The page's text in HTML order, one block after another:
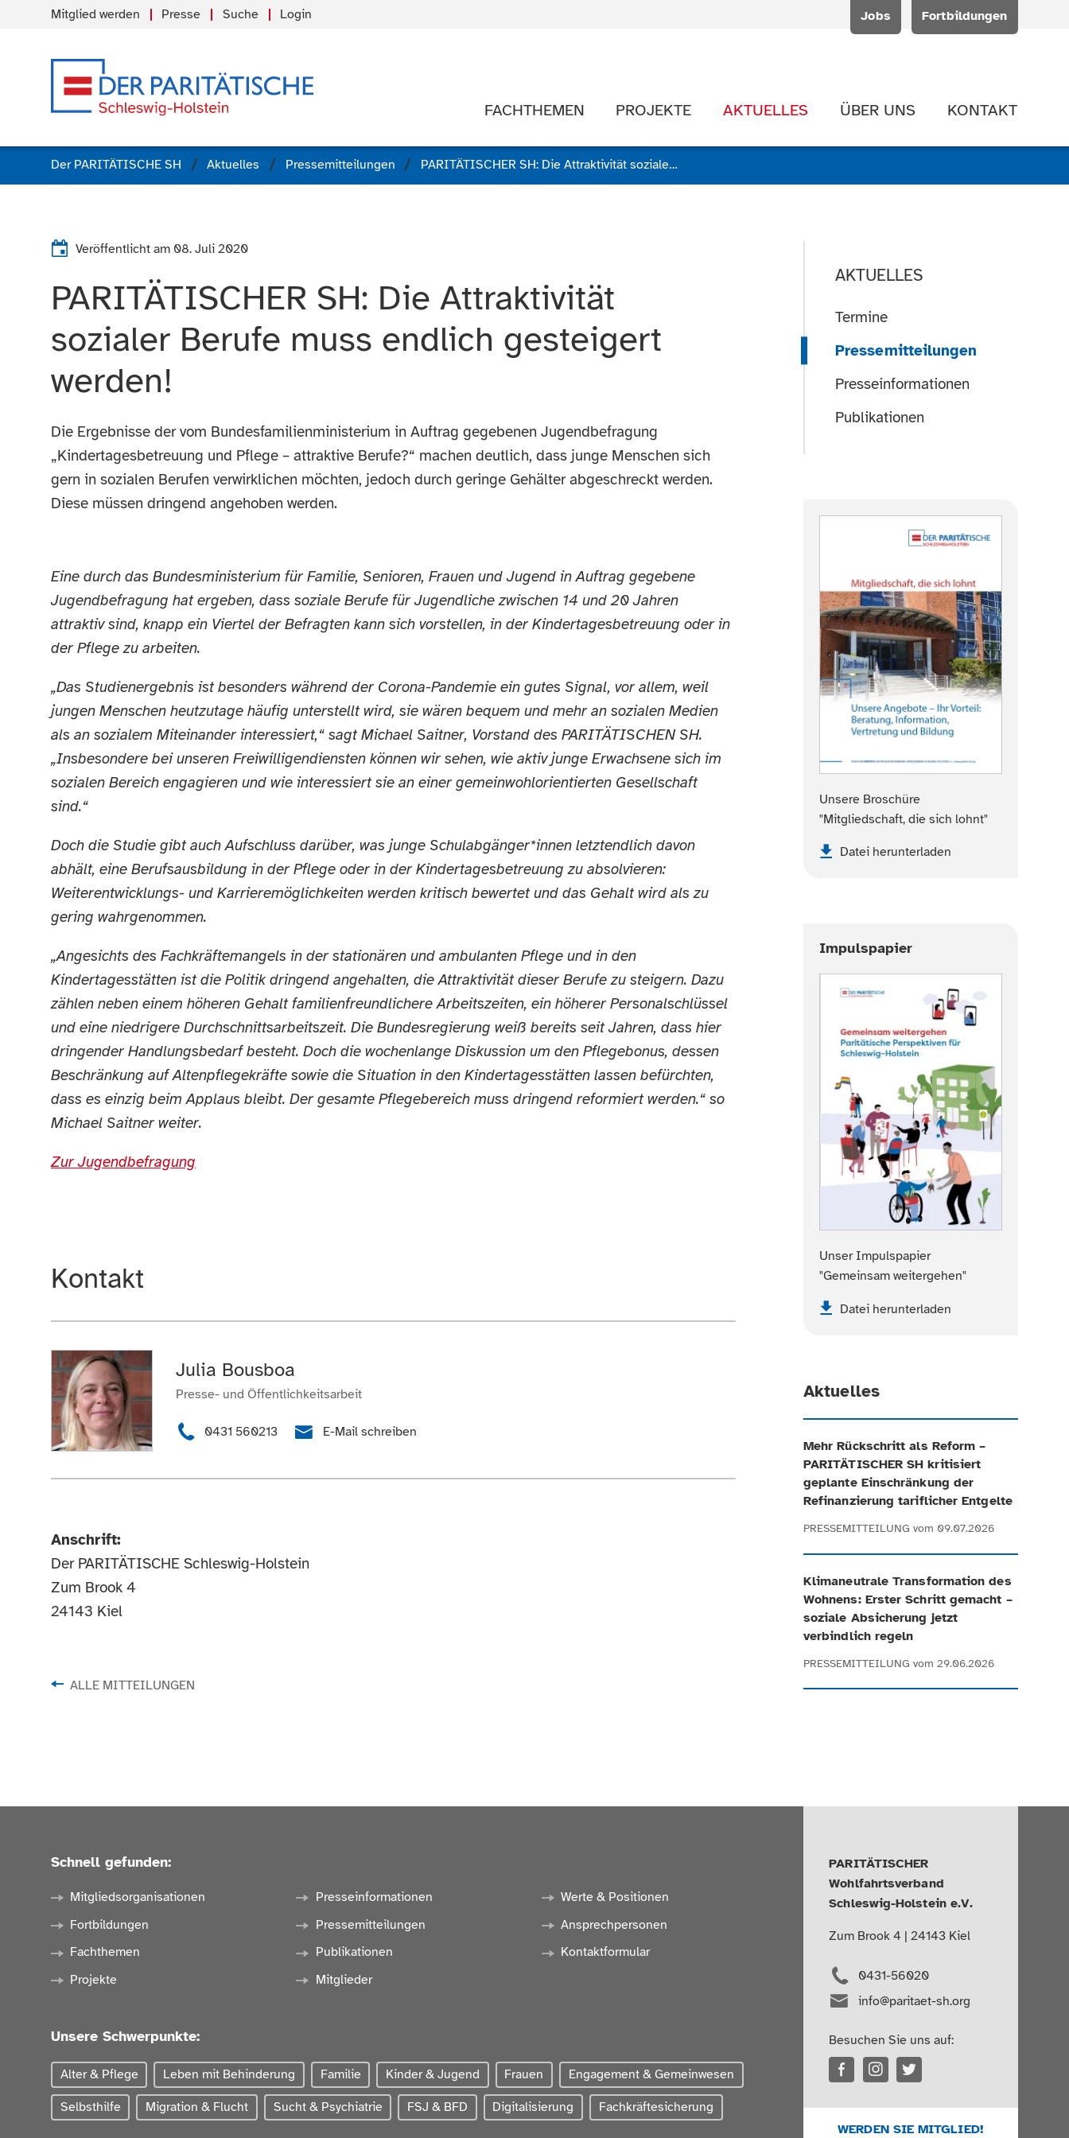
Jobs Fortbildungen
Mitglied werden Presse Suche Login
FACHTHEMEN PROJEKTE AKTUELLES ÜBER UNS KONTAKT
Der PARITÄTISCHE SH Aktuelles Pressemitteilungen PARITÄTISCHER SH: Die Attraktivität sozialer Berufe muss endlich gesteigert werden!
Veröffentlicht am 08. Juli 2020
PARITÄTISCHER SH: Die Attraktivität
sozialer Berufe muss endlich gesteigert
werden!
Die Ergebnisse der vom Bundesfamilienministerium in Auftrag gegebenen Jugendbefragung
„Kindertagesbetreuung und Pflege – attraktive Berufe?“ machen deutlich, dass junge Menschen sich
gern in sozialen Berufen verwirklichen möchten, jedoch durch geringe Gehälter abgeschreckt werden.
Diese müssen dringend angehoben werden.
Eine durch das Bundesministerium für Familie, Senioren, Frauen und Jugend in Auftrag gegebene
Jugendbefragung hat ergeben, dass soziale Berufe für Jugendliche zwischen 14 und 20 Jahren
attraktiv sind, knapp ein Viertel der Befragten kann sich vorstellen, in der Kindertagesbetreuung oder in
der Pflege zu arbeiten.
„Das Studienergebnis ist besonders während der Corona-Pandemie ein gutes Signal, vor allem, weil
jungen Menschen heutzutage häufig unterstellt wird, sie wären bequem und mehr an sozialen Medien
als an sozialem Miteinander interessiert,“ sagt Michael Saitner, Vorstand des PARITÄTISCHEN SH.
„Insbesondere bei unseren Freiwilligendiensten können wir sehen, wie aktiv junge Erwachsene sich im
sozialen Bereich engagieren und wie interessiert sie an einer gemeinwohlorientierten Gesellschaft
sind.“
Doch die Studie gibt auch Aufschluss darüber, was junge Schulabgänger*innen letztendlich davon
abhält, eine Berufsausbildung in der Pflege oder in der Kindertagesbetreuung zu absolvieren:
Weiterentwicklungs- und Karrieremöglichkeiten werden kritisch bewertet und das Gehalt wird als zu
gering wahrgenommen.
„Angesichts des Fachkräftemangels in der stationären und ambulanten Pflege und in den
Kindertagesstätten ist die Politik dringend angehalten, die Attraktivität dieser Berufe zu steigern. Dazu
zählen neben einem höheren Gehalt familienfreundlichere Arbeitszeiten, ein höherer Personalschlüssel
und eine niedrigere Durchschnittsarbeitszeit. Die Bundesregierung weiß bereits seit Jahren, dass hier
dringender Handlungsbedarf besteht. Doch die wochenlange Diskussion um den Pflegebonus, dessen
Beschränkung auf Altenpflegekräfte sowie die Situation in den Kindertagesstätten lassen befürchten,
dass es einzig beim Applaus bleibt. Der gesamte Pflegebereich muss dringend reformiert werden.“ so
Michael Saitner weiter.
Zur Jugendbefragung
Kontakt
Julia Bousboa
Presse- und Öffentlichkeitsarbeit
0431 560213 E-Mail schreiben
Anschrift:
Der PARITÄTISCHE Schleswig-Holstein
Zum Brook 4
24143 Kiel
ALLE MITTEILUNGEN
AKTUELLES
Termine
Pressemitteilungen
Presseinformationen
Publikationen
Unsere Broschüre
"Mitgliedschaft, die sich lohnt"
Datei herunterladen
Impulspapier
Unser Impulspapier
"Gemeinsam weitergehen"
Datei herunterladen
Aktuelles
Mehr Rückschritt als Reform –
PARITÄTISCHER SH kritisiert
geplante Einschränkung der
Refinanzierung tariflicher Entgelte
PRESSEMITTEILUNG vom 09.07.2026
Klimaneutrale Transformation des
Wohnens: Erster Schritt gemacht –
soziale Absicherung jetzt
verbindlich regeln
PRESSEMITTEILUNG vom 29.06.2026
Schnell gefunden:
Mitgliedsorganisationen
Fortbildungen
Fachthemen
Projekte
Presseinformationen
Pressemitteilungen
Publikationen
Mitglieder
Werte & Positionen
Ansprechpersonen
Kontaktformular
Unsere Schwerpunkte:
Alter & Pflege Leben mit Behinderung Familie Kinder & Jugend Frauen Engagement & Gemeinwesen
Selbsthilfe Migration & Flucht Sucht & Psychiatrie FSJ & BFD Digitalisierung Fachkräftesicherung
PARITÄTISCHER
Wohlfahrtsverband
Schleswig-Holstein e.V.
Zum Brook 4 | 24143 Kiel
0431-56020
info@paritaet-sh.org
Besuchen Sie uns auf:
WERDEN SIE MITGLIED!